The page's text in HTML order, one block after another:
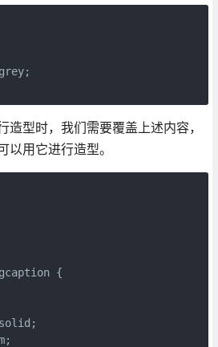
造型时，我们需要覆盖上述内容，
以用它进行造型。
{